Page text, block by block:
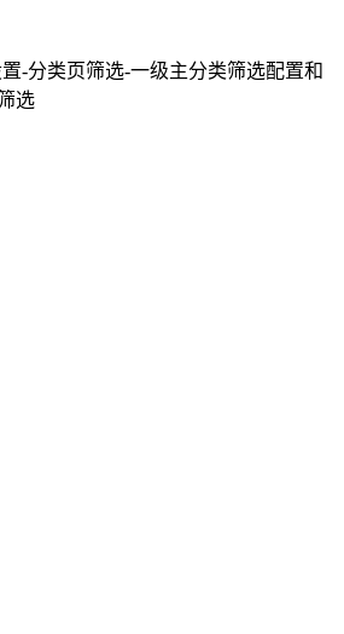
-分类页筛选-一级主分类筛选配置和
选